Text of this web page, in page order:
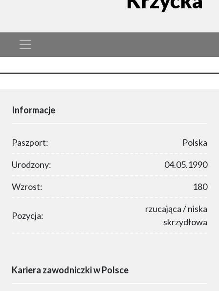
Informacje
Paszport: Polska
Urodzony: 04.05.1990
Wzrost: 180
Pozycja:
rzucająca / niska
skrzydłowa
Kariera zawodniczki w Polsce